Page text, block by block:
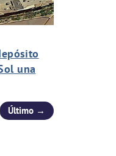
una
Último →